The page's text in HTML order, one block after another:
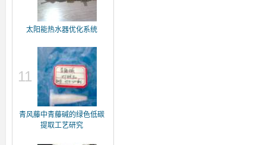
太阳能热水器优化系统
11
青风藤中青藤碱的绿色低碳
提取工艺研究